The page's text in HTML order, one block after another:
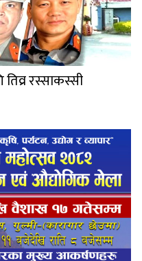
तिव्र रस्साकस्सी